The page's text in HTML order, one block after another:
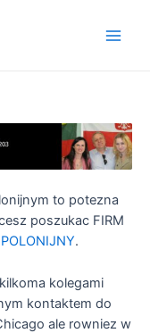
to potezna
poszukac FIRM
.
kolegami
kontaktem do
ale rowniez w